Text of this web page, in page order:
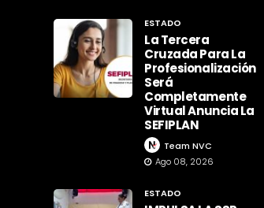
ESTADO
La Tercera
Cruzada Para La
Profesionalización
Será
Completamente
Virtual Anuncia La
SEFIPLAN
Team NVC
Ago 08, 2026
ESTADO